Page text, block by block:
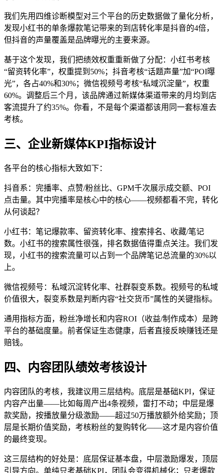
我们先用四维诊断模型对三个平台的历史数据做了量化分析，
发现小红书的单条爆款笔记带来的到店转化率是抖音的4倍，
但抖音的声量覆盖是品牌曝光的主要来源。
基于这个发现，我们把绩效权重重新做了分配：小红书考核
“留资转化率”，权重提到50%；抖音考核“话题声量”加“POI曝
光”，各占40%和30%；微信视频号考核“私域沉淀量”，权重
60%。调整后三个月，该品牌通过新媒体渠道带来的月均到店
客流提升了约35%。你看，不是每个渠道都该用同一套标准去
考核。
三、企业新媒体KPI指标设计
各平台的核心指标大致如下：
抖音系：完播率、点赞/粉丝比、GPM千次展示成交额、POI
点击量。其中完播率是核心中的核心——视频都看不完，转化
从何谈起？
小红书：笔记爆款率、留资转化率、搜索排名、收藏/笔记
数。小红书的搜索属性很强，排名数据值得重点关注。我们发
现，小红书的搜索流量可以占到一个品牌笔记总流量的30%以
上。
微信视频号：私域沉淀转化率、社群裂变系数。视频号的私域
价值很大，裂变系数是判断内容“社交货币”属性的关键指标。
通用指标方面，粉丝净增长和内容ROI（收益/制作成本）是跨
平台的基础度量。前者保证生态健康，后者直接反映赚钱还是
赔钱。
四、内容团队绩效考核设计
内容团队的考核，我建议用三层结构。底层是基础KPI，保证
内容产出量——比如每周产出4条视频，雷打不动；中层是爆
款奖励，按播放量分级激励——超过50万播放额外给奖励；顶
层是长期价值奖励，考核粉丝的复购转化——这才是内容价值
的最终变现。
这三层结构的好处是：底层保证基本盘，中层激励爆发，顶层
引导方向。单纯只考基础KPI，团队会变得机械化；只考爆款